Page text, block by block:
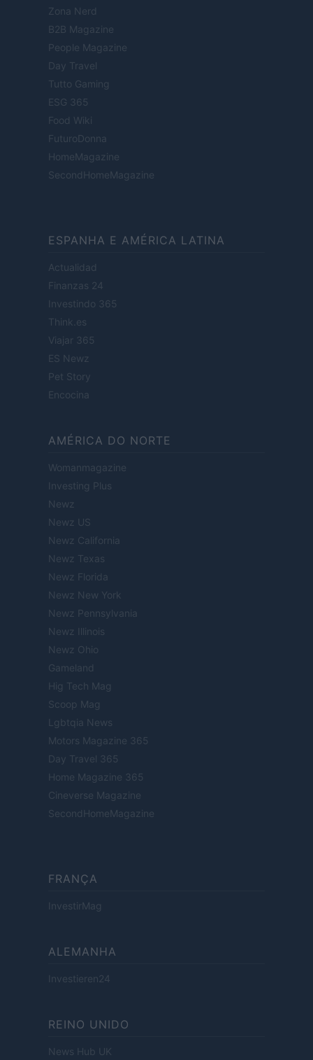
Zona Nerd
B2B Magazine
People Magazine
Day Travel
Tutto Gaming
ESG 365
Food Wiki
FuturoDonna
HomeMagazine
SecondHomeMagazine
ESPANHA E AMÉRICA LATINA
Actualidad
Finanzas 24
Investindo 365
Think.es
Viajar 365
ES Newz
Pet Story
Encocina
AMÉRICA DO NORTE
Womanmagazine
Investing Plus
Newz
Newz US
Newz California
Newz Texas
Newz Florida
Newz New York
Newz Pennsylvania
Newz Illinois
Newz Ohio
Gameland
Hig Tech Mag
Scoop Mag
Lgbtqia News
Motors Magazine 365
Day Travel 365
Home Magazine 365
Cineverse Magazine
SecondHomeMagazine
FRANÇA
InvestirMag
ALEMANHA
Investieren24
REINO UNIDO
News Hub UK